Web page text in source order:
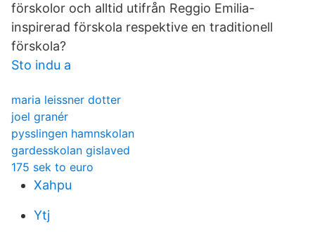
förskolor och alltid utifrån Reggio Emilia-
inspirerad förskola respektive en traditionell
förskola?
Sto indu a
maria leissner dotter
joel granér
pysslingen hamnskolan
gardesskolan gislaved
175 sek to euro
Xahpu
Ytj